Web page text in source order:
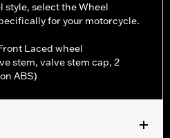
style, select the Wheel
for your motorcycle.
Laced wheel
stem, valve stem cap, 2
ABS)